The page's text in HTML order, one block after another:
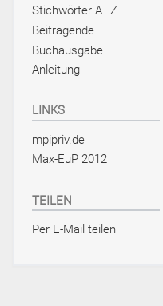
Stichwörter A–Z
Beitragende
Buchausgabe
Anleitung
LINKS
mpipriv.de
Max-EuP 2012
TEILEN
Per E-Mail teilen